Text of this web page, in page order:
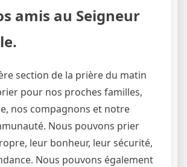
amis au Seigneur
section de la prière du matin
pour nos proches familles,
nos compagnons et notre
Nous pouvons prier
leur bonheur, leur sécurité,
Nous pouvons également